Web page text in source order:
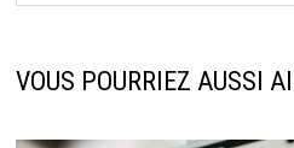
VOUS POURRIEZ AUSSI